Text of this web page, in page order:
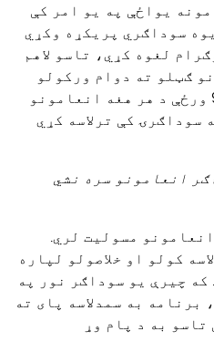
انعامونه یواځې په یو امر کې
سوداګري پریکړه وکړي
لغوه کړي، تاسو لاهم
ګټلو ته دوام ورکولو
لپاره 60 ورځې لرئ او 90 ورځې د هر هغه انعامونو
سوداګرۍ کې ترلاسه کړي
انعامونو سره نشي
مسولیت لري.
کولو او خلاصولو لپاره
چیرې یو سوداګر نور په
برنامه به سمدلاسه پای ته
به د پام وړ